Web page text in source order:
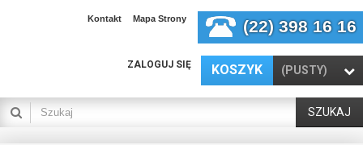
Kontakt Mapa Strony (22) 398 16 16
KOSZYK (PUSTY)
ZALOGUJ SIĘ
SZUKAJ